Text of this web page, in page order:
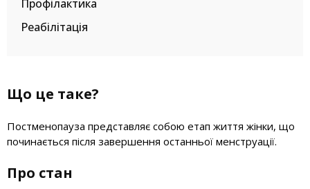
Профілактика
Реабілітація
Що це таке?
Постменопауза представляє собою етап життя жінки, що
починається після завершення останньої менструації.
Про стан